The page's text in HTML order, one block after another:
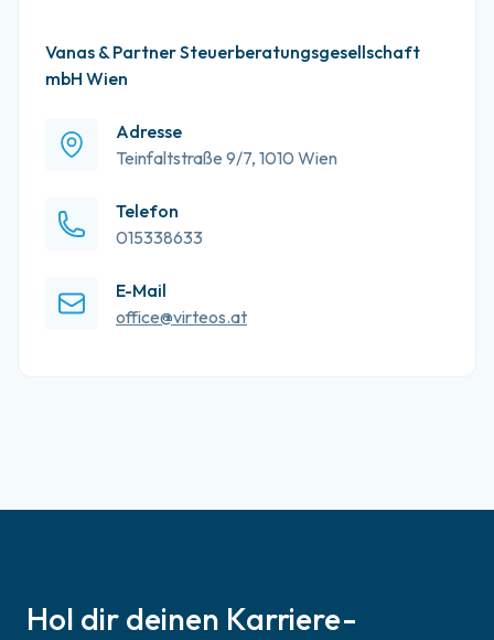
Vanas & Partner Steuerberatungsgesellschaft
mbH Wien
Adresse
Teinfaltstraße 9/7, 1010 Wien
Telefon
015338633
E-Mail
office@virteos.at
Hol dir deinen Karriere-